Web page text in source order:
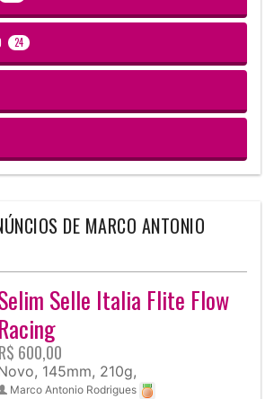
24
DE MARCO ANTONIO
Selle Italia Flite Flow
Racing
R$ 600,00
145mm, 210g,
Marco Antonio Rodrigues